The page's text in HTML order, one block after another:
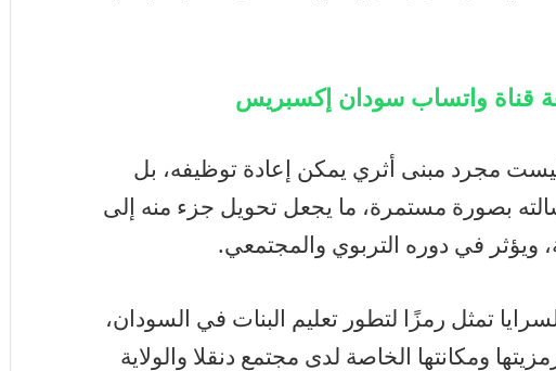
قناة واتساب سودان إكسبريس
مجرد مبنى أثري يمكن إعادة توظيفه، بل
بصورة مستمرة، ما يجعل تحويل جزء منه إلى
في دوره التربوي والمجتمعي.
تمثل رمزًا لتطور تعليم البنات في السودان،
ومكانتها الخاصة لدى مجتمع دنقلا والولاية